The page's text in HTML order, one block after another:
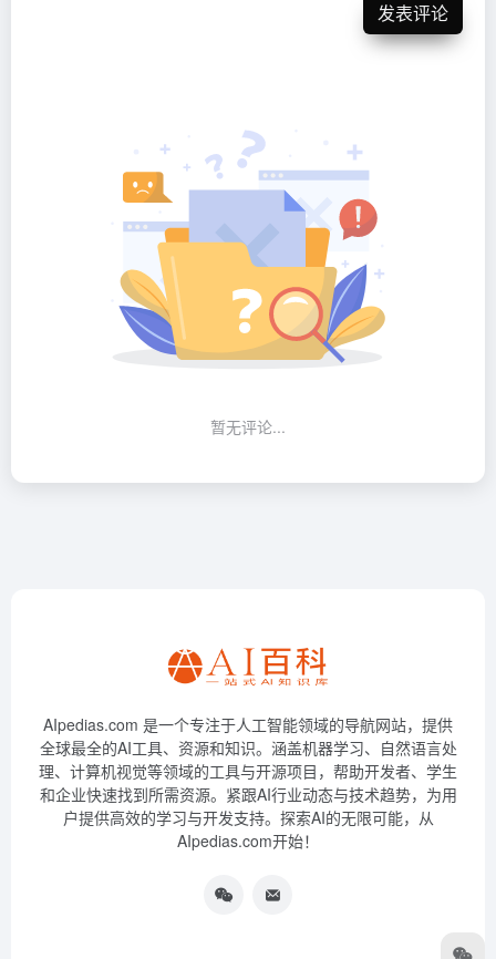
发表评论
暂无评论...
AIpedias.com 是一个专注于人工智能领域的导航网站，提供
全球最全的AI工具、资源和知识。涵盖机器学习、自然语言处
理、计算机视觉等领域的工具与开源项目，帮助开发者、学生
和企业快速找到所需资源。紧跟AI行业动态与技术趋势，为用
户提供高效的学习与开发支持。探索AI的无限可能，从
AIpedias.com开始！